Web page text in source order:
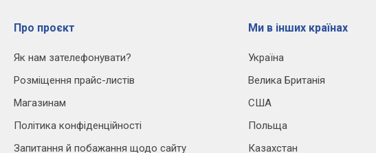
Про проєкт
Як нам зателефонувати?
Розміщення прайс-листів
Магазинам
Політика конфіденційності
Запитання й побажання щодо сайту
Ми в інших країнах
Україна
Велика Британія
США
Польща
Казахстан